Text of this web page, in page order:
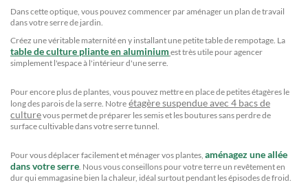
Dans cette optique, vous pouvez commencer par aménager un plan de travail
dans votre serre de jardin.
Créez une véritable maternité en y installant une petite table de rempotage. La
table de culture pliante en aluminium est très utile pour agencer
simplement l'espace à l'intérieur d'une serre.
Pour encore plus de plantes, vous pouvez mettre en place de petites étagères le
long des parois de la serre. Notre étagère suspendue avec 4 bacs de
culturevous permet de préparer les semis et les boutures sans perdre de
surface cultivable dans votre serre tunnel.
Pour vous déplacer facilement et ménager vos plantes, aménagez une allée
dans votre serre. Nous vous conseillons pour votre terre un revêtement en
dur qui emmagasine bien la chaleur, idéal surtout pendant les épisodes de froid.